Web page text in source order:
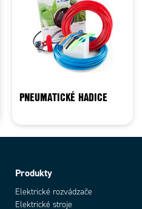
PNEUMATICKÉ HADICE
Produkty
Elektrické rozvádzače
Elektrické stroje